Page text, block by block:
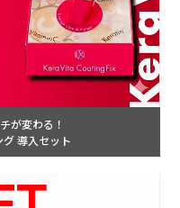
が変わる！
導入セット